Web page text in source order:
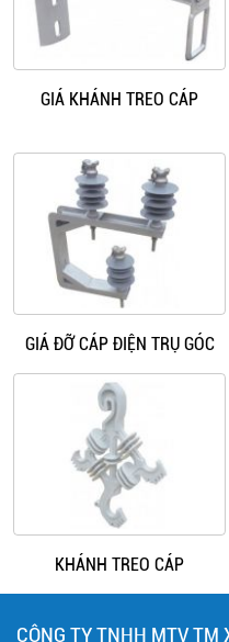
GIÁ KHÁNH TREO CÁP
GIÁ ĐỠ CÁP ĐIỆN TRỤ GÓC
KHÁNH TREO CÁP
CÔNG TY TNHH MTV TM